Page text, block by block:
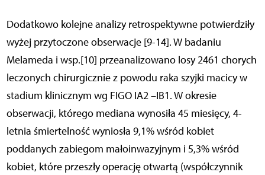
Dodatkowo kolejne analizy retrospektywne potwierdziły
wyżej przytoczone obserwacje [9-14]. W badaniu
Melameda i wsp.[10] przeanalizowano losy 2461 chorych
leczonych chirurgicznie z powodu raka szyjki macicy w
stadium klinicznym wg FIGO IA2 –IB1. W okresie
obserwacji, którego mediana wynosiła 45 miesięcy, 4-
letnia śmiertelność wyniosła 9,1% wśród kobiet
poddanych zabiegom małoinwazyjnym i 5,3% wśród
kobiet, które przeszły operację otwartą (współczynnik